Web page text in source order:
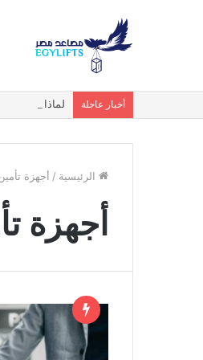
أخبار عاجلة لماذا أصبحت
الرئيسية / أجهزة
أجهزة